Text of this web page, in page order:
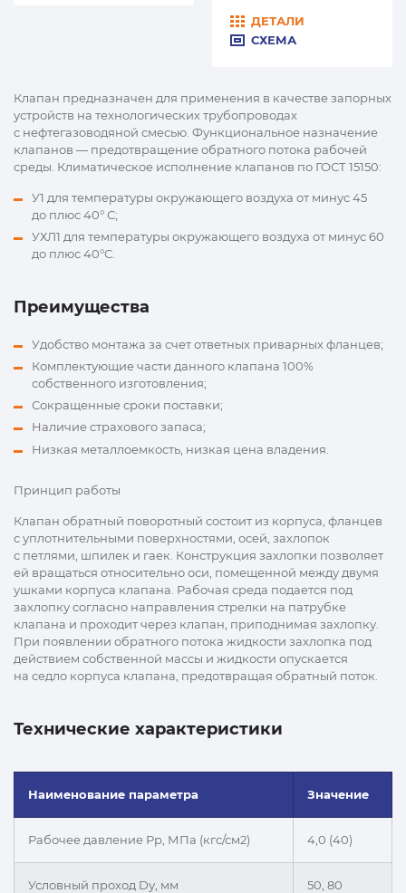
ДЕТАЛИ
СХЕМА
Клапан предназначен для применения в качестве запорных
устройств на технологических трубопроводах
c нефтегазоводяной смесью. Функциональное назначение
клапанов — предотвращение обратного потока рабочей
среды. Климатическое исполнение клапанов по ГОСТ 15150:
У1 для температуры окружающего воздуха от минус 45
до плюс 40° С;
УХЛ1 для температуры окружающего воздуха от минус 60
до плюс 40°С.
Преимущества
Удобство монтажа за счет ответных приварных фланцев;
Комплектующие части данного клапана 100%
собственного изготовления;
Сокращенные сроки поставки;
Наличие страхового запаса;
Низкая металлоемкость, низкая цена владения.
Принцип работы
Клапан обратный поворотный состоит из корпуса, фланцев
с уплотнительными поверхностями, осей, захлопок
с петлями, шпилек и гаек. Конструкция захлопки позволяет
ей вращаться относительно оси, помещенной между двумя
ушками корпуса клапана. Рабочая среда подается под
захлопку согласно направления стрелки на патрубке
клапана и проходит через клапан, приподнимая захлопку.
При появлении обратного потока жидкости захлопка под
действием собственной массы и жидкости опускается
на седло корпуса клапана, предотвращая обратный поток.
Технические характеристики
Наименование параметра Значение
Рабочее давление Рр, МПа (кгс/см2) 4,0 (40)
Условный проход Dу, мм 50, 80